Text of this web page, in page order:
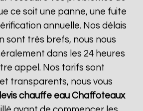
ce soit une panne, une fuite
annuelle. Nos délais
sont très brefs, nous nous
dans les 24 heures
appel. Nos tarifs sont
transparents, nous vous
chauffe eau Chaffoteaux